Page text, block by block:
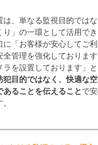
は、単なる監視目的では
り」の一環として活用でき
に「お客様が安心してご
全管理を強化しておりま
ラを設置しております」
犯目的ではなく、快適な
あることを伝えることで